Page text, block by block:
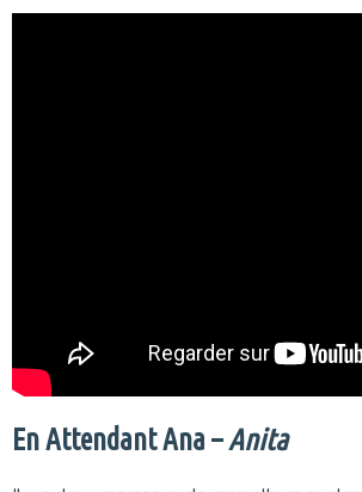
En Attendant Ana –Anita